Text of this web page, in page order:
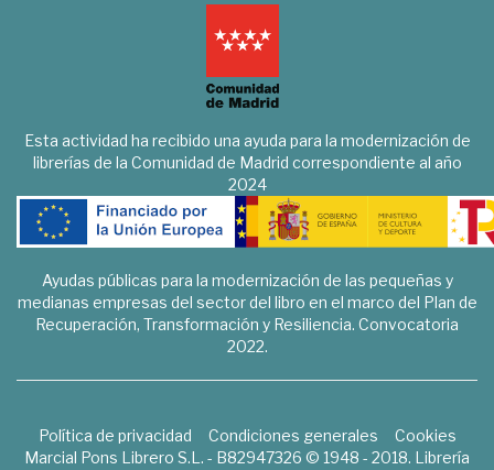
Esta actividad ha recibido una ayuda para la modernización de
librerías de la Comunidad de Madrid correspondiente al año
2024
Ayudas públicas para la modernización de las pequeñas y
medianas empresas del sector del libro en el marco del Plan de
Recuperación, Transformación y Resiliencia. Convocatoria
2022.
Política de privacidad Condiciones generales
Cookies
Marcial Pons Librero S.L. - B82947326 © 1948 - 2018. Librería